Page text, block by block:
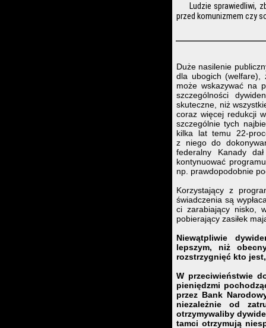
Ludzie sprawiedliwi,
przed komunizmem czy
Duże nasilenie
dla ubogich (welfare),
może wskazywać na
szczególności
skuteczne, niż
coraz więcej redukcji
szczególnie tych
kilka lat temu 22-
z niego do
federalny Kanady
kontynuować
np. prawdopodobnie
Korzystający z
świadczenia są
ci zarabiający nisko,
pobierający zasiłek
Niewątpliwie
lepszym, niż
rozstrzygnięć kto
W przeciwieństwie
pieniędzmi
przez Bank
niezależnie od
otrzymywaliby
tamci otrzymują